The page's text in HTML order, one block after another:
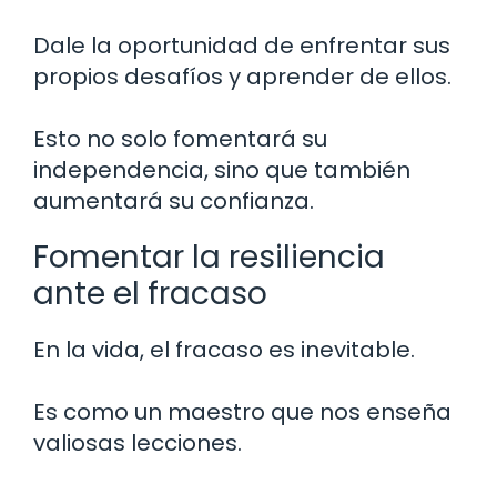
Dale la oportunidad de enfrentar sus
propios desafíos y aprender de ellos.
Esto no solo fomentará su
independencia, sino que también
aumentará su confianza.
Fomentar la resiliencia
ante el fracaso
En la vida, el fracaso es inevitable.
Es como un maestro que nos enseña
valiosas lecciones.